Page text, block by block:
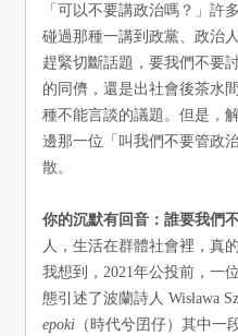
「可以不要講政治嗎？」許
碰過那種一講到政黨、政治
趕緊切斷話題，要我們不要
的同儕，還是出社會後茶水
種不能言談的議題。但是，
邊那一位「叫我們不要管政
散。
你的沉默有回音：誰要我們
人，生活在群體社會裡，真
我想到，2021年公投前，一
態引述了波蘭詩人 Wisława
epoki（時代兮囝仔）其中一